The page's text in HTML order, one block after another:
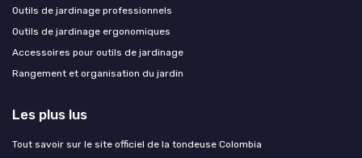
Outils de jardinage professionnels
Outils de jardinage ergonomiques
Accessoires pour outils de jardinage
Rangement et organisation du jardin
Les plus lus
Tout savoir sur le site officiel de la tondeuse Colombia